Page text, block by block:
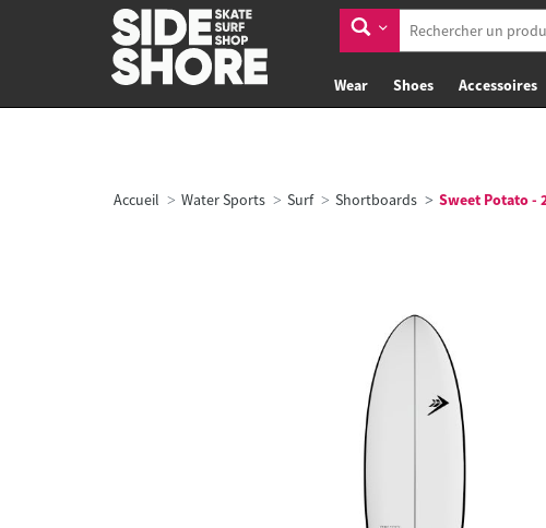
Wear Shoes Accessoires
Accueil Water Sports Surf Shortboards Sweet Potato -